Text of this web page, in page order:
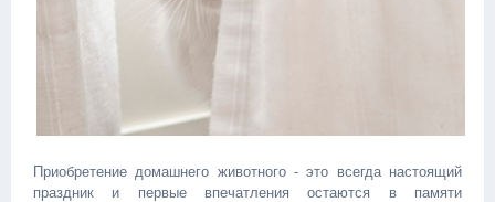
Приобретение домашнего животного - это всегда настоящий
праздник и первые впечатления остаются в памяти